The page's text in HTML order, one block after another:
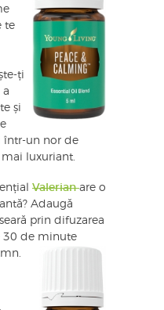
te
ți
a
și
într-un nor de
mai luxuriant.
Valerian are o
Adaugă
prin difuzarea
30 de minute